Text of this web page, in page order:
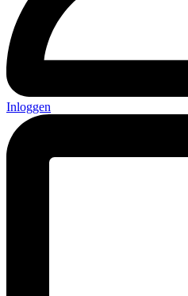
Inloggen